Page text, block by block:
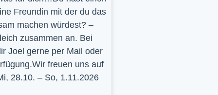
Freundin mit der du das
machen würdest? –
zusammen an. Bei
Joel gerne per Mail oder
freuen uns auf
28.10. – So, 1.11.2026